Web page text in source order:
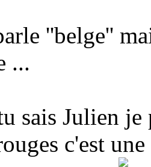
''belge''
...
sais Julien je
c'est